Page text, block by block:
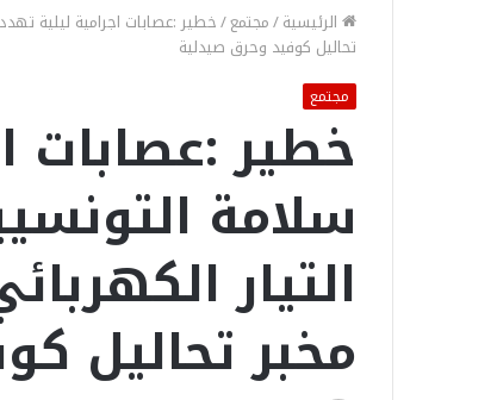
الرئيسية/مجتمع/خطير :عصابات اجرامية ليلية
تحاليل كوفيد وحرق صيدلية
مجتمع
خطير :عصابات
سلامة
التيار
مخبر تحاليل